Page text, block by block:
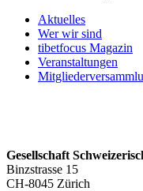
Aktuelles
Wer wir sind
tibetfocus Magazin
Veranstaltungen
Gesellschaft
Binzstrasse 15
CH-8045 Zürich